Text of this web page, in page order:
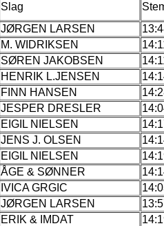
Slag
JØRGEN LARSEN
M. WIDRIKSEN
SØREN JAKOBSEN
HENRIK L.JENSEN
FINN HANSEN
JESPER DRESLER
EIGIL NIELSEN
JENS J. OLSEN
EIGIL NIELSEN
ÅGE & SØNNER
IVICA GRGIC
JØRGEN LARSEN
ERIK & IMDAT